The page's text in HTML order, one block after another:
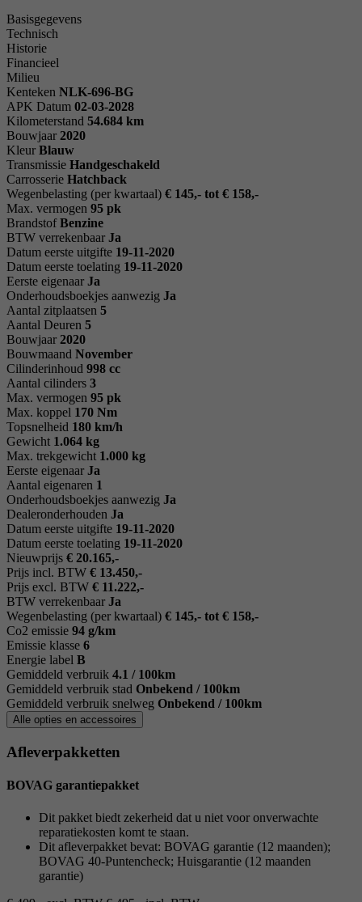
Basisgegevens
Technisch
Historie
Financieel
Milieu
Kenteken NLK-696-BG
APK Datum 02-03-2028
Kilometerstand 54.684 km
Bouwjaar 2020
Kleur Blauw
Transmissie Handgeschakeld
Carrosserie Hatchback
Wegenbelasting (per kwartaal) € 145,- tot € 158,-
Max. vermogen 95 pk
Brandstof Benzine
BTW verrekenbaar Ja
Datum eerste uitgifte 19-11-2020
Datum eerste toelating 19-11-2020
Eerste eigenaar Ja
Onderhoudsboekjes aanwezig Ja
Aantal zitplaatsen 5
Aantal Deuren 5
Bouwjaar 2020
Bouwmaand November
Cilinderinhoud 998 cc
Aantal cilinders 3
Max. vermogen 95 pk
Max. koppel 170 Nm
Topsnelheid 180 km/h
Gewicht 1.064 kg
Max. trekgewicht 1.000 kg
Eerste eigenaar Ja
Aantal eigenaren 1
Onderhoudsboekjes aanwezig Ja
Dealeronderhouden Ja
Datum eerste uitgifte 19-11-2020
Datum eerste toelating 19-11-2020
Nieuwprijs € 20.165,-
Prijs incl. BTW € 13.450,-
Prijs excl. BTW € 11.222,-
BTW verrekenbaar Ja
Wegenbelasting (per kwartaal) € 145,- tot € 158,-
Co2 emissie 94 g/km
Emissie klasse 6
Energie label B
Gemiddeld verbruik 4.1 / 100km
Gemiddeld verbruik stad Onbekend / 100km
Gemiddeld verbruik snelweg Onbekend / 100km
Alle opties en accessoires
Afleverpakketten
BOVAG garantiepakket
Dit pakket biedt zekerheid dat u niet voor onverwachte
reparatiekosten komt te staan.
Dit afleverpakket bevat: BOVAG garantie (12 maanden);
BOVAG 40-Puntencheck; Huisgarantie (12 maanden
garantie)